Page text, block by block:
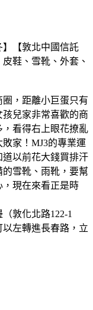
】【敦北中國信託
鞋、雪靴、外套、
，距離小巨蛋只有
兒家非常喜歡的商
看得右上眼花撩亂
家！MJ3的專業運
以前花大錢買排汗
雪靴、雨靴，要幫
現在來看正是時
敦化北路122-1
左轉進長春路，立